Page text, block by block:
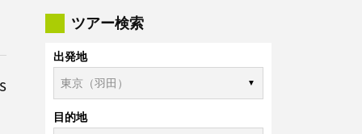
ツアー検索
出発地
目的地